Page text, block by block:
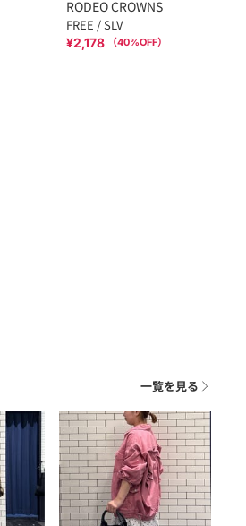
RODEO CROWNS
FREE / SLV
¥2,178 （40%OFF）
一覧を見る